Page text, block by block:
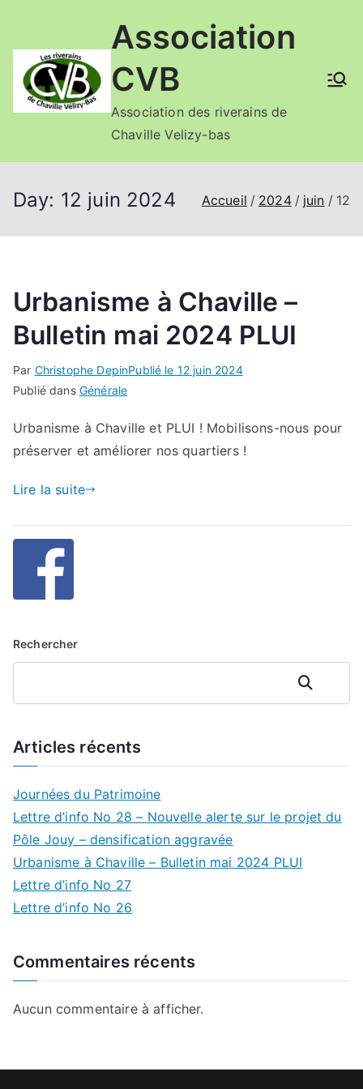
contenu
Association
CVB
Association des riverains de
Chaville Velizy-bas
Day: 12 juin 2024 Accueil 2024 juin 12
Urbanisme à Chaville –
Bulletin mai 2024 PLUI
Par Christophe DepinPublié le 12 juin 2024
Publié dans Générale
Urbanisme à Chaville et PLUI ! Mobilisons-nous pour
préserver et améliorer nos quartiers !
Lire la suite
Rechercher
Rechercher
Articles récents
Journées du Patrimoine
Lettre d’info No 28 – Nouvelle alerte sur le projet du
Pôle Jouy – densification aggravée
Urbanisme à Chaville – Bulletin mai 2024 PLUI
Lettre d’info No 27
Lettre d’info No 26
Commentaires récents
Aucun commentaire à afficher.